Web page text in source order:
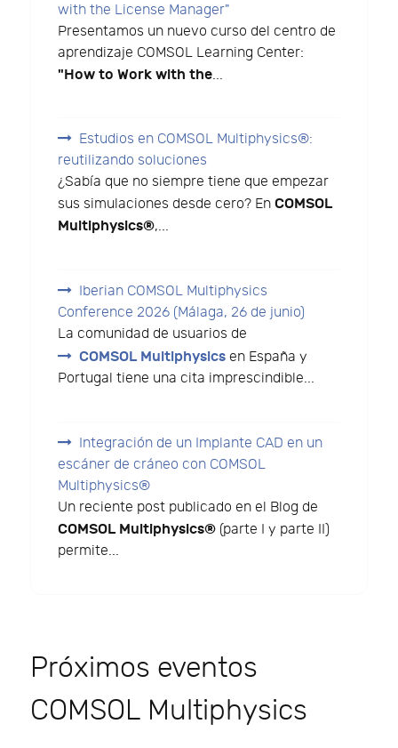
with the License Manager"
Presentamos un nuevo curso del centro de
aprendizaje COMSOL Learning Center:
"How to Work with the...
Estudios en COMSOL Multiphysics®:
reutilizando soluciones
¿Sabía que no siempre tiene que empezar
sus simulaciones desde cero? En COMSOL
Multiphysics®,...
Iberian COMSOL Multiphysics
Conference 2026 (Málaga, 26 de junio)
La comunidad de usuarios de
COMSOL Multiphysics en España y
Portugal tiene una cita imprescindible...
Integración de un Implante CAD en un
escáner de cráneo con COMSOL
Multiphysics®
Un reciente post publicado en el Blog de
COMSOL Multiphysics® (parte I y parte II)
permite...
Próximos eventos
COMSOL Multiphysics